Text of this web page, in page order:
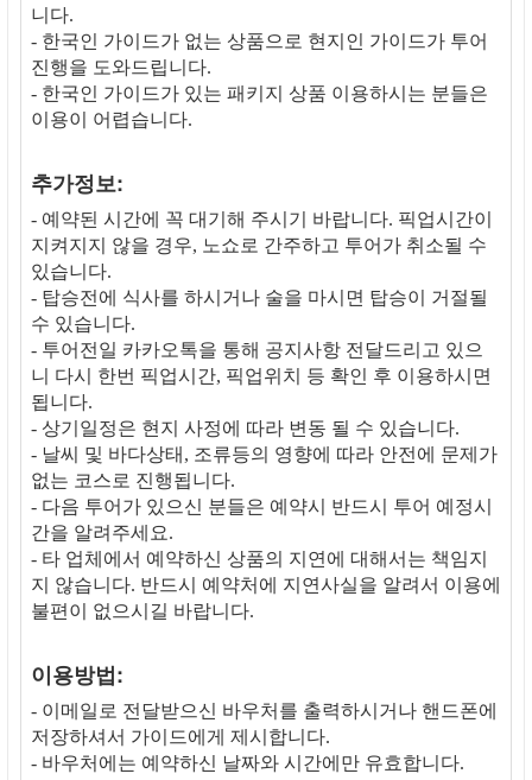
니다.
- 한국인 가이드가 없는 상품으로 현지인 가이드가 투어
진행을 도와드립니다.
- 한국인 가이드가 있는 패키지 상품 이용하시는 분들은
이용이 어렵습니다.
추가정보:
- 예약된 시간에 꼭 대기해 주시기 바랍니다. 픽업시간이
지켜지지 않을 경우, 노쇼로 간주하고 투어가 취소될 수
있습니다.
- 탑승전에 식사를 하시거나 술을 마시면 탑승이 거절될
수 있습니다.
- 투어전일 카카오톡을 통해 공지사항 전달드리고 있으
니 다시 한번 픽업시간, 픽업위치 등 확인 후 이용하시면
됩니다.
- 상기일정은 현지 사정에 따라 변동 될 수 있습니다.
- 날씨 및 바다상태, 조류등의 영향에 따라 안전에 문제가
없는 코스로 진행됩니다.
- 다음 투어가 있으신 분들은 예약시 반드시 투어 예정시
간을 알려주세요.
- 타 업체에서 예약하신 상품의 지연에 대해서는 책임지
지 않습니다. 반드시 예약처에 지연사실을 알려서 이용에
불편이 없으시길 바랍니다.
이용방법:
- 이메일로 전달받으신 바우처를 출력하시거나 핸드폰에
저장하셔서 가이드에게 제시합니다.
- 바우처에는 예약하신 날짜와 시간에만 유효합니다.